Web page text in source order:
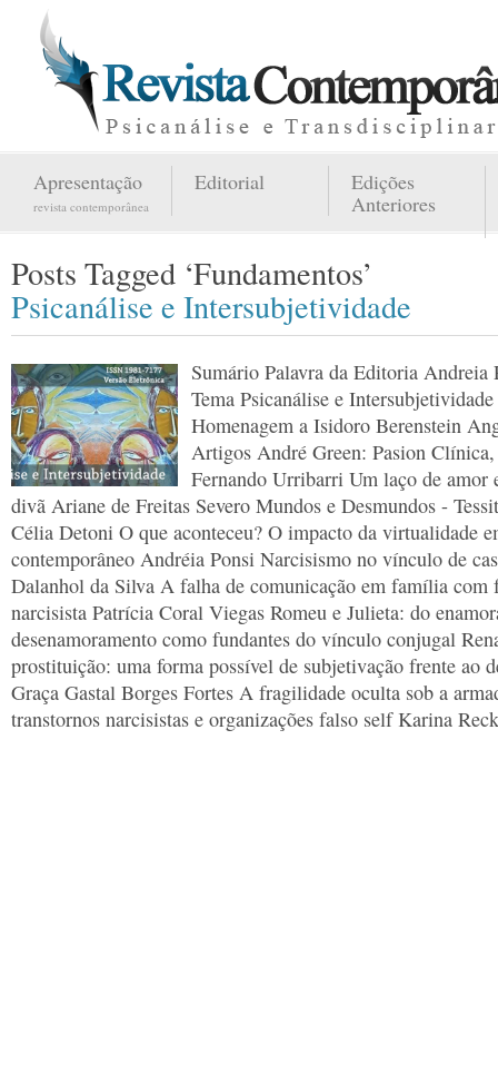
Apresentação
revista contemporânea
Editorial
Edições
Anteriores
Posts Tagged ‘Fundamentos’
Psicanálise e Intersubjetividade
Sumário Palavra da Editoria Andreia
Tema Psicanálise e
Homenagem a Isidoro Berenstein
Artigos André Green: Pasion
Fernando Urribarri Um laço de amor
divã Ariane de Freitas Severo Mundos e Desmundos -
Célia Detoni O que aconteceu? O impacto da virtualidade
contemporâneo Andréia Ponsi Narcisismo no vínculo de
Dalanhol da Silva A falha de comunicação em família com
narcisista Patrícia Coral Viegas Romeu e Julieta: do
desenamoramento como fundantes do vínculo conjugal
prostituição: uma forma possível de subjetivação frente ao
Graça Gastal Borges Fortes A fragilidade oculta sob a
transtornos narcisistas e organizações falso self Karina